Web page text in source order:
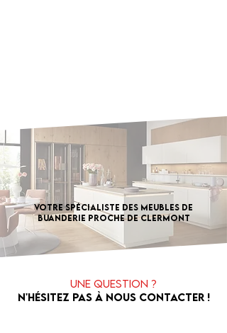
Votre spécialiste des meubles de
buanderie proche de Clermont
Une question ?
N'hésitez pas à nous contacter !